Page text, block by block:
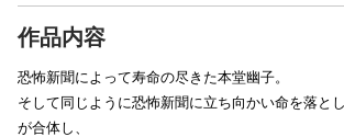
作品内容
恐怖新聞によって寿命の尽きた本堂幽子。
そして同じように恐怖新聞に立ち向かい命を落と
が合体し、